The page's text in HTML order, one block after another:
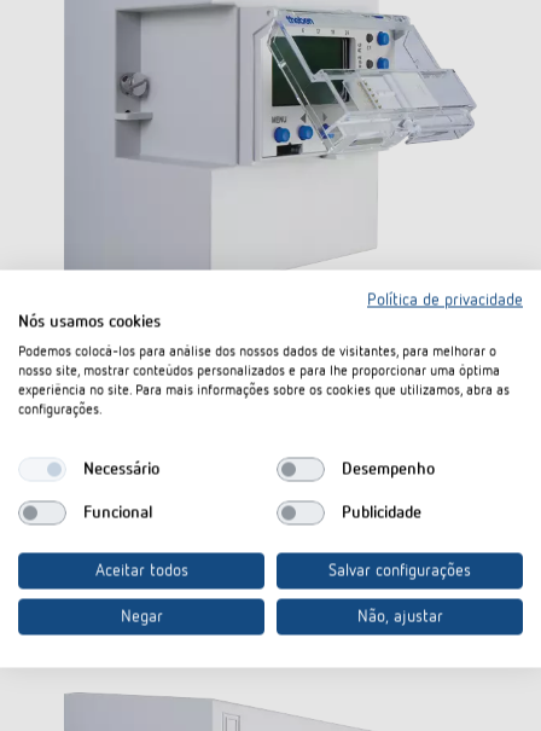
Também disponível noutros modelos.
Caixa de montagem saliente 105 mm
Conjunto de montagem na parede para montagem à superfície,
possível de selar
Descobrir mais
Política de privacidade
Nós usamos cookies
Podemos colocá-los para análise dos nossos dados de visitantes, para melhorar o
nosso site, mostrar conteúdos personalizados e para lhe proporcionar uma óptima
experiência no site. Para mais informações sobre os cookies que utilizamos, abra as
configurações.
Necessário Desempenho
Funcional Publicidade
Aceitar todos Salvar configurações
Negar Não, ajustar